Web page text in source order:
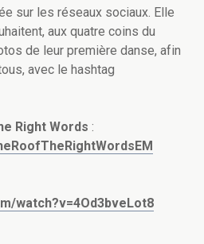
sur les réseaux sociaux. Elle
aux quatre coins du
de leur première danse, afin
avec le hashtag
Right Words :
watch?v=4Od3bveLot8